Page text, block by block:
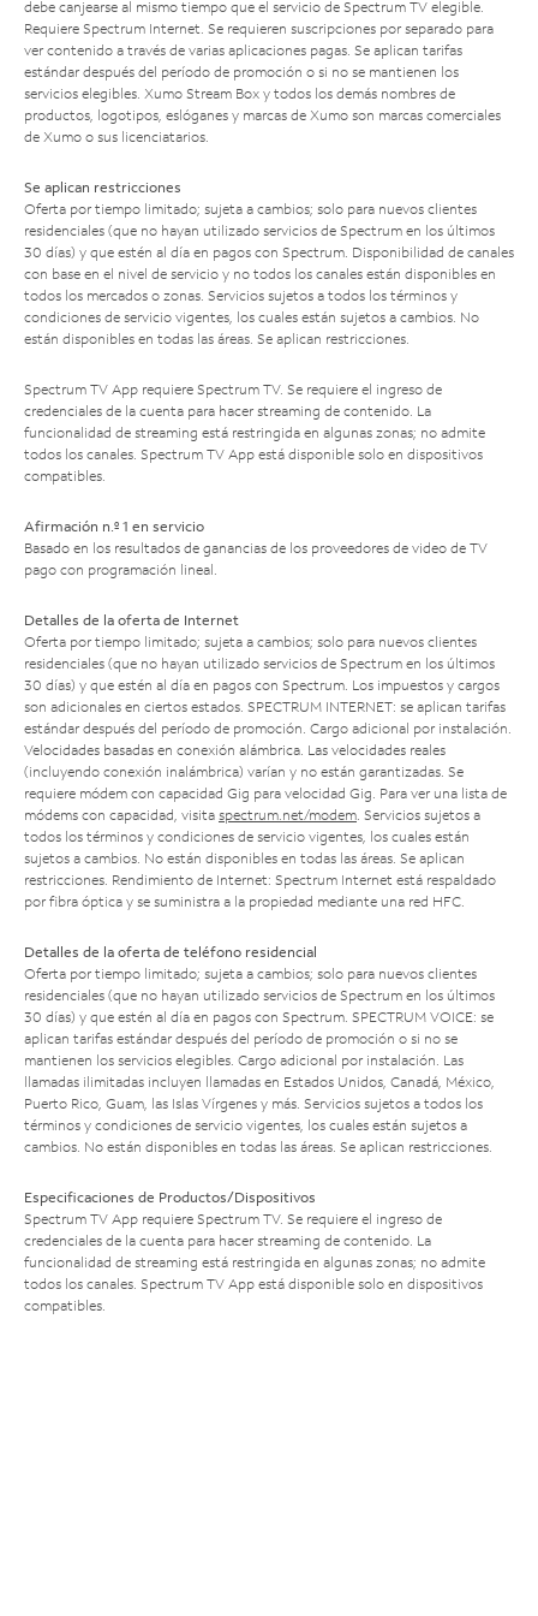
debe canjearse al mismo tiempo que el servicio de Spectrum TV elegible.
Requiere Spectrum Internet. Se requieren suscripciones por separado para
ver contenido a través de varias aplicaciones pagas. Se aplican tarifas
estándar después del período de promoción o si no se mantienen los
servicios elegibles. Xumo Stream Box y todos los demás nombres de
productos, logotipos, eslóganes y marcas de Xumo son marcas comerciales
de Xumo o sus licenciatarios.
Se aplican restricciones
Oferta por tiempo limitado; sujeta a cambios; solo para nuevos clientes
residenciales (que no hayan utilizado servicios de Spectrum en los últimos
30 días) y que estén al día en pagos con Spectrum. Disponibilidad de canales
con base en el nivel de servicio y no todos los canales están disponibles en
todos los mercados o zonas. Servicios sujetos a todos los términos y
condiciones de servicio vigentes, los cuales están sujetos a cambios. No
están disponibles en todas las áreas. Se aplican restricciones.
Spectrum TV App requiere Spectrum TV. Se requiere el ingreso de
credenciales de la cuenta para hacer streaming de contenido. La
funcionalidad de streaming está restringida en algunas zonas; no admite
todos los canales. Spectrum TV App está disponible solo en dispositivos
compatibles.
Afirmación n.º 1 en servicio
Basado en los resultados de ganancias de los proveedores de video de TV
pago con programación lineal.
Detalles de la oferta de Internet
Oferta por tiempo limitado; sujeta a cambios; solo para nuevos clientes
residenciales (que no hayan utilizado servicios de Spectrum en los últimos
30 días) y que estén al día en pagos con Spectrum. Los impuestos y cargos
son adicionales en ciertos estados. SPECTRUM INTERNET: se aplican tarifas
estándar después del período de promoción. Cargo adicional por instalación.
Velocidades basadas en conexión alámbrica. Las velocidades reales
(incluyendo conexión inalámbrica) varían y no están garantizadas. Se
requiere módem con capacidad Gig para velocidad Gig. Para ver una lista de
módems con capacidad, visita spectrum.net/modem. Servicios sujetos a
todos los términos y condiciones de servicio vigentes, los cuales están
sujetos a cambios. No están disponibles en todas las áreas. Se aplican
restricciones. Rendimiento de Internet: Spectrum Internet está respaldado
por fibra óptica y se suministra a la propiedad mediante una red HFC.
Detalles de la oferta de teléfono residencial
Oferta por tiempo limitado; sujeta a cambios; solo para nuevos clientes
residenciales (que no hayan utilizado servicios de Spectrum en los últimos
30 días) y que estén al día en pagos con Spectrum. SPECTRUM VOICE: se
aplican tarifas estándar después del período de promoción o si no se
mantienen los servicios elegibles. Cargo adicional por instalación. Las
llamadas ilimitadas incluyen llamadas en Estados Unidos, Canadá, México,
Puerto Rico, Guam, las Islas Vírgenes y más. Servicios sujetos a todos los
términos y condiciones de servicio vigentes, los cuales están sujetos a
cambios. No están disponibles en todas las áreas. Se aplican restricciones.
Especificaciones de Productos/Dispositivos
Spectrum TV App requiere Spectrum TV. Se requiere el ingreso de
credenciales de la cuenta para hacer streaming de contenido. La
funcionalidad de streaming está restringida en algunas zonas; no admite
todos los canales. Spectrum TV App está disponible solo en dispositivos
compatibles.